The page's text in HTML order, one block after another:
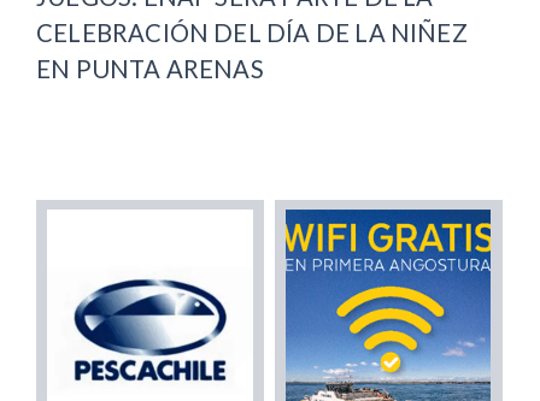
CELEBRACIÓN DEL DÍA DE LA NIÑEZ
EN PUNTA ARENAS